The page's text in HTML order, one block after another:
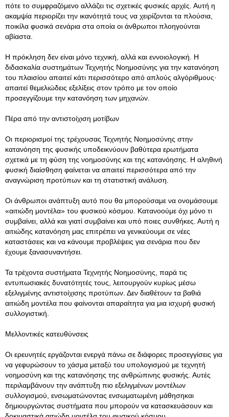
πότε το συμφραζόμενο αλλάζει τις σχετικές φυσικές αρχές. Αυτή η
ακαμψία περιορίζει την ικανότητά τους να χειρίζονται τα πλούσια,
ποικίλα φυσικά σενάρια στα οποία οι άνθρωποι πλοηγούνται
αβίαστα.
Η πρόκληση δεν είναι μόνο τεχνική, αλλά και εννοιολογική. Η
διδασκαλία συστημάτων Τεχνητής Νοημοσύνης για την κατανόηση
του πλαισίου απαιτεί κάτι περισσότερο από απλούς αλγόριθμους·
απαιτεί θεμελιώδεις εξελίξεις στον τρόπο με τον οποίο
προσεγγίζουμε την κατανόηση των μηχανών.
Πέρα από την αντιστοίχιση μοτίβων
Οι περιορισμοί της τρέχουσας Τεχνητής Νοημοσύνης στην
κατανόηση της φυσικής υποδεικνύουν βαθύτερα ερωτήματα
σχετικά με τη φύση της νοημοσύνης και της κατανόησης. Η αληθινή
φυσική διαίσθηση φαίνεται να απαιτεί περισσότερα από την
αναγνώριση προτύπων και τη στατιστική ανάλυση.
Οι άνθρωποι ανάπτυξη αυτό που θα μπορούσαμε να ονομάσουμε
«αιτιώδη μοντέλα» του φυσικού κόσμου. Κατανοούμε όχι μόνο τι
συμβαίνει, αλλά και γιατί συμβαίνει και υπό ποιες συνθήκες. Αυτή η
αιτιώδης κατανόηση μας επιτρέπει να γενικεύουμε σε νέες
καταστάσεις και να κάνουμε προβλέψεις για σενάρια που δεν
έχουμε ξανασυναντήσει.
Τα τρέχοντα συστήματα Τεχνητής Νοημοσύνης, παρά τις
εντυπωσιακές δυνατότητές τους, λειτουργούν κυρίως μέσω
εξελιγμένης αντιστοίχισης προτύπων. Δεν διαθέτουν τα βαθιά
αιτιώδη μοντέλα που φαίνονται απαραίτητα για μια ισχυρή φυσική
συλλογιστική.
Μελλοντικές κατευθύνσεις
Οι ερευνητές εργάζονται ενεργά πάνω σε διάφορες προσεγγίσεις για
να γεφυρώσουν το χάσμα μεταξύ του υπολογισμού με τεχνητή
νοημοσύνη και της κατανόησης της ανθρώπινης φυσικής. Αυτές
περιλαμβάνουν την ανάπτυξη πιο εξελιγμένων μοντέλων
συλλογισμού, ενσωματώνοντας ενσωματωμένη μάθησηκαι
δημιουργώντας συστήματα που μπορούν να κατασκευάσουν και